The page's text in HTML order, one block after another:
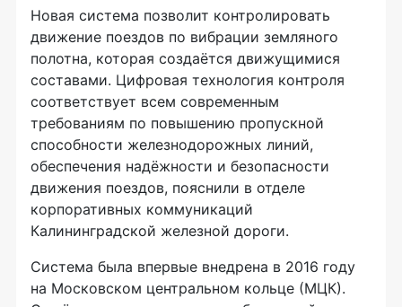
Новая система позволит контролировать
движение поездов по вибрации земляного
полотна, которая создаётся движущимися
составами. Цифровая технология контроля
соответствует всем современным
требованиям по повышению пропускной
способности железнодорожных линий,
обеспечения надёжности и безопасности
движения поездов, пояснили в отделе
корпоративных коммуникаций
Калининградской железной дороги.
Система была впервые внедрена в 2016 году
на Московском центральном кольце (МЦК).